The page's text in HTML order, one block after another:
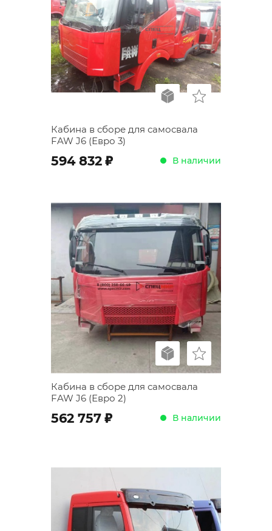
Кабина в сборе для самосвала
FAW J6 (Евро 3)
594 832 ; В наличии
Кабина в сборе для самосвала
FAW J6 (Евро 2)
562 757 ; В наличии